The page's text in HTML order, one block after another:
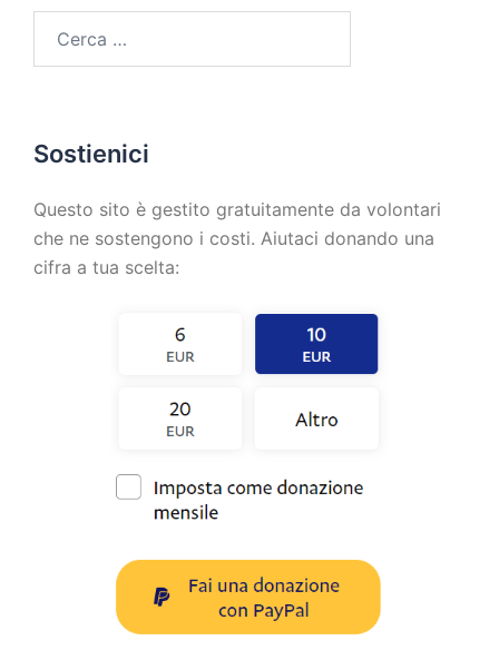
Sostienici
Questo sito è gestito gratuitamente da volontari
che ne sostengono i costi. Aiutaci donando una
cifra a tua scelta: